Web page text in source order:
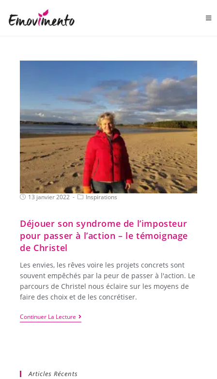
13 janvier 2022 Inspirations
Déjouer son syndrome de l’imposteur
pour passer à l’action – le témoignage
de Christel
Les envies, les rêves voire les projets concrets sont
souvent empêchés par la peur de passer à l'action. Le
parcours de Christel nous éclaire sur les moyens de
faire des choix et de les concrétiser.
Continuer La Lecture
Articles Récents